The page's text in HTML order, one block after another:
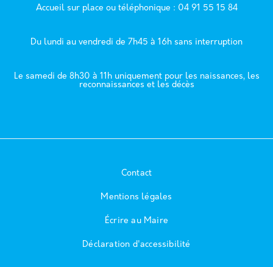
Accueil sur place ou téléphonique : 04 91 55 15 84
Du lundi au vendredi de 7h45 à 16h sans interruption
Le samedi de 8h30 à 11h uniquement pour les naissances, les
reconnaissances et les décès
Contact
Mentions légales
Écrire au Maire
Déclaration d'accessibilité